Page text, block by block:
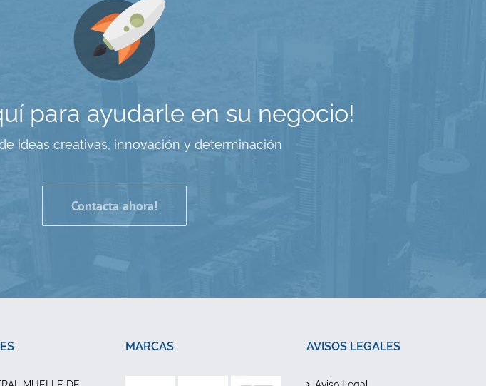
para ayudarle en su negocio!
ideas creativas, innovación y determinación
Contacta ahora!
MARCAS AVISOS LEGALES